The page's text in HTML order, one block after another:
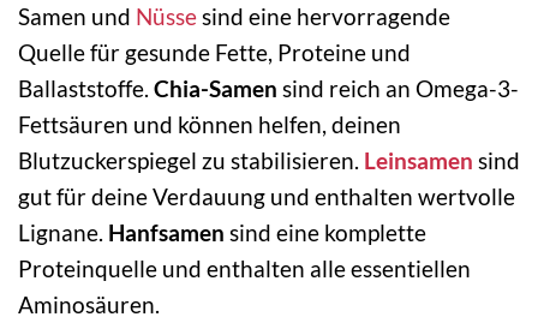
Samen und Nüssesind eine hervorragende
Quelle für gesunde Fette, Proteine und
Ballaststoffe. Chia-Samen sind reich an Omega-3-
Fettsäuren und können helfen, deinen
Blutzuckerspiegel zu stabilisieren. Leinsamen sind
gut für deine Verdauung und enthalten wertvolle
Lignane. Hanfsamen sind eine komplette
Proteinquelle und enthalten alle essentiellen
Aminosäuren.